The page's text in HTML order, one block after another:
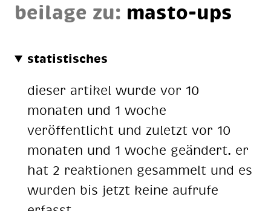
beilage zu: masto-ups
statistisches
dieser artikel wurde vor 10
monaten und 1 woche
veröffentlicht und zuletzt vor 10
monaten und 1 woche geändert. er
hat 2 reaktionen gesammelt und es
wurden bis jetzt keine aufrufe